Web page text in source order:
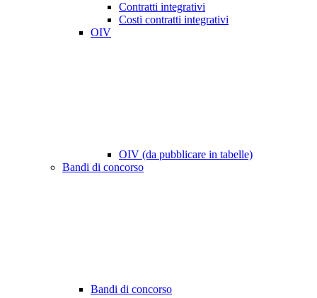
Contratti integrativi
Costi contratti integrativi
OIV
OIV (da pubblicare in tabelle)
Bandi di concorso
Bandi di concorso